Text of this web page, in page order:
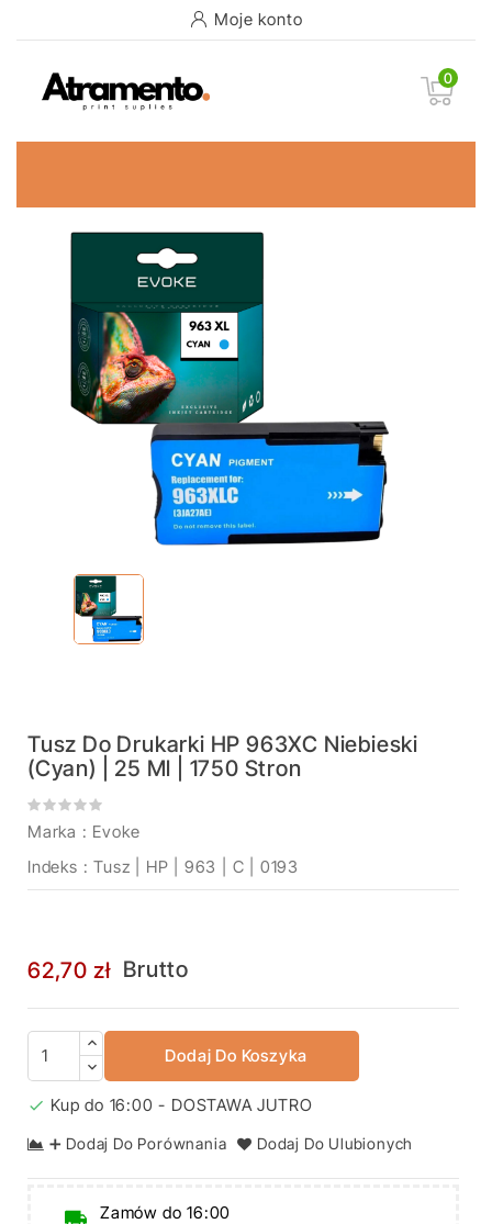
Moje konto
0
Tusz Do Drukarki HP 963XC Niebieski
(cyan) | 25 Ml | 1750 Stron
Marka : Evoke
Indeks : Tusz | HP | 963 | C | 0193
62,70 zł Brutto
Dodaj Do Koszyka
 Kup do 16:00 - DOSTAWA JUTRO
➕ Dodaj Do Porównania Dodaj Do Ulubionych
Zamów do 16:00